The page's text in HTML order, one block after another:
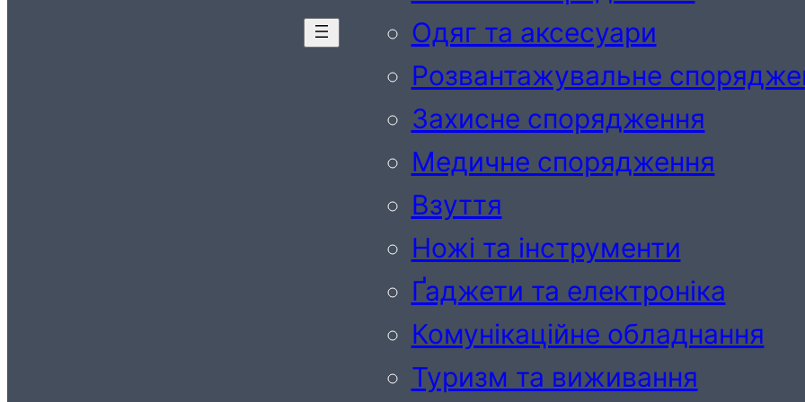
Одяг та аксесуари
Розвантажувальне
Захисне спорядження
Медичне спорядження
Взуття
Ножі та інструменти
Ґаджети та електроніка
Комунікаційне обладнання
Туризм та виживання